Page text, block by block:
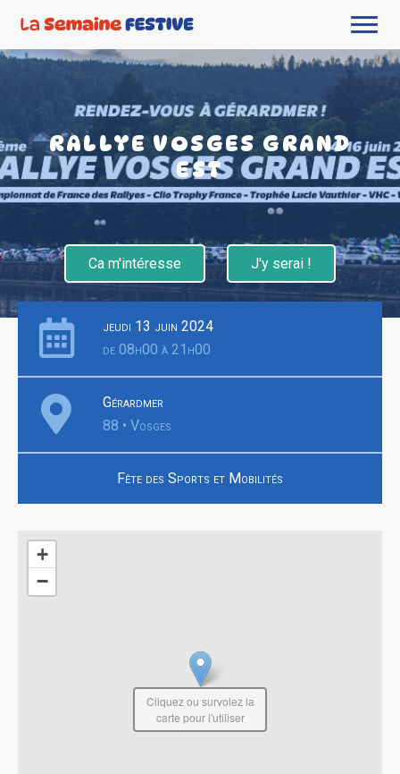
RALLYE VOSGES GRAND
EST
Ca m'intéresse J'y serai !
jeudi 13 juin 2024
de 08h00 à 21h00
Gérardmer
88 • Vosges
Fête des Sports et Mobilités
+
−
Cliquez ou survolez la
carte pour l'utiliser